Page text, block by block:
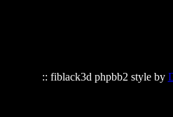
:: fiblack3d phpbb2 style by